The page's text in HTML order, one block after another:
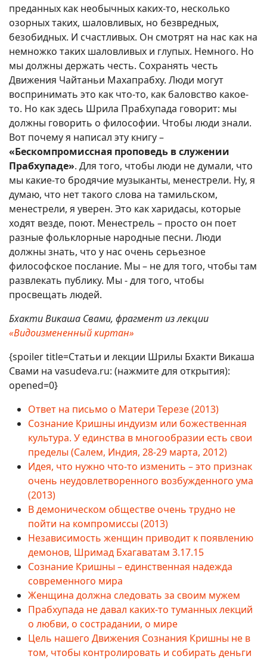
преданных как необычных каких-то, несколько
озорных таких, шаловливых, но безвредных,
безобидных. И счастливых. Он смотрят на нас как на
немножко таких шаловливых и глупых. Немного. Но
мы должны держать честь. Сохранять честь
Движения Чайтаньи Махапрабху. Люди могут
воспринимать это как что-то, как баловство какое-
то. Но как здесь Шрила Прабхупада говорит: мы
должны говорить о философии. Чтобы люди знали.
Вот почему я написал эту книгу –
«Бескомпромиссная проповедь в служении
Прабхупаде». Для того, чтобы люди не думали, что
мы какие-то бродячие музыканты, менестрели. Ну, я
думаю, что нет такого слова на тамильском,
менестрели, я уверен. Это как харидасы, которые
ходят везде, поют. Менестрель – просто он поет
разные фольклорные народные песни. Люди
должны знать, что у нас очень серьезное
философское послание. Мы – не для того, чтобы там
развлекать публику. Мы - для того, чтобы
просвещать людей.
Бхакти Викаша Свами, фрагмент из лекции
«Видоизмененный киртан»
{spoiler title=Статьи и лекции Шрилы Бхакти Викаша
Свами на vasudeva.ru: (нажмите для открытия):
opened=0}
Ответ на письмо о Матери Терезе (2013)
Сознание Кришны индуизм или божественная
культура. У единства в многообразии есть свои
пределы (Салем, Индия, 28-29 марта, 2012)
Идея, что нужно что-то изменить – это признак
очень неудовлетворенного возбужденного ума
(2013)
В демоническом обществе очень трудно не
пойти на компромиссы (2013)
Независимость женщин приводит к появлению
демонов, Шримад Бхагаватам 3.17.15
Сознание Кришны – единственная надежда
современного мира
Женщина должна следовать за своим мужем
Прабхупада не давал каких-то туманных лекций
о любви, о сострадании, о мире
Цель нашего Движения Сознания Кришны не в
том, чтобы контролировать и собирать деньги